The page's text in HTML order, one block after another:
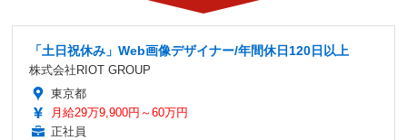
「土日祝休み」Web画像デザイナー/年間休日120日以上
株式会社RIOT GROUP
東京都
月給29万9,900円～60万円
正社員